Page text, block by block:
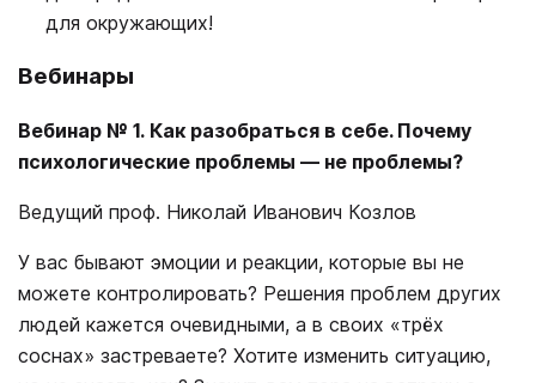
для окружающих!
Вебинары
Вебинар № 1. Как разобраться в себе. Почему
психологические проблемы ― не проблемы?
Ведущий проф. Николай Иванович Козлов
У вас бывают эмоции и реакции, которые вы не
можете контролировать? Решения проблем других
людей кажется очевидными, а в своих «трёх
соснах» застреваете? Хотите изменить ситуацию,